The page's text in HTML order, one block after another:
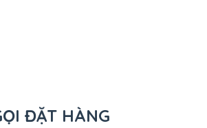
ĐẶT HÀNG